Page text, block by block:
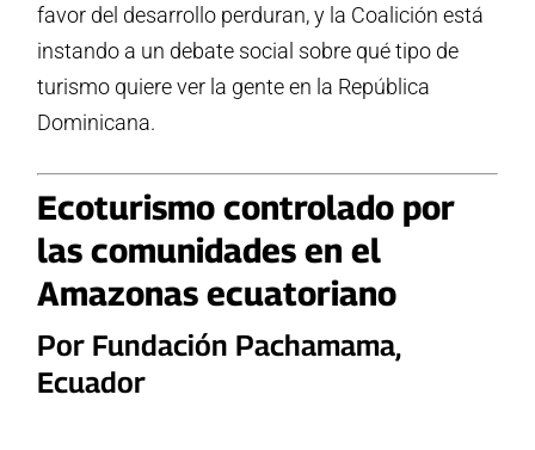
favor del desarrollo perduran, y la Coalición está
instando a un debate social sobre qué tipo de
turismo quiere ver la gente en la República
Dominicana.
Ecoturismo controlado por
las comunidades en el
Amazonas ecuatoriano
Por Fundación Pachamama,
Ecuador